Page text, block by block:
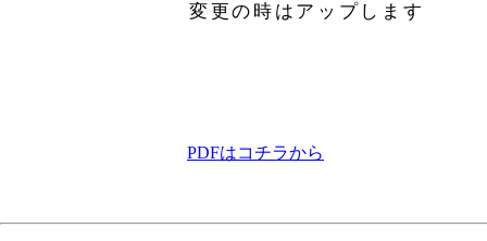
変更の時はアップします
PDFはコチラから